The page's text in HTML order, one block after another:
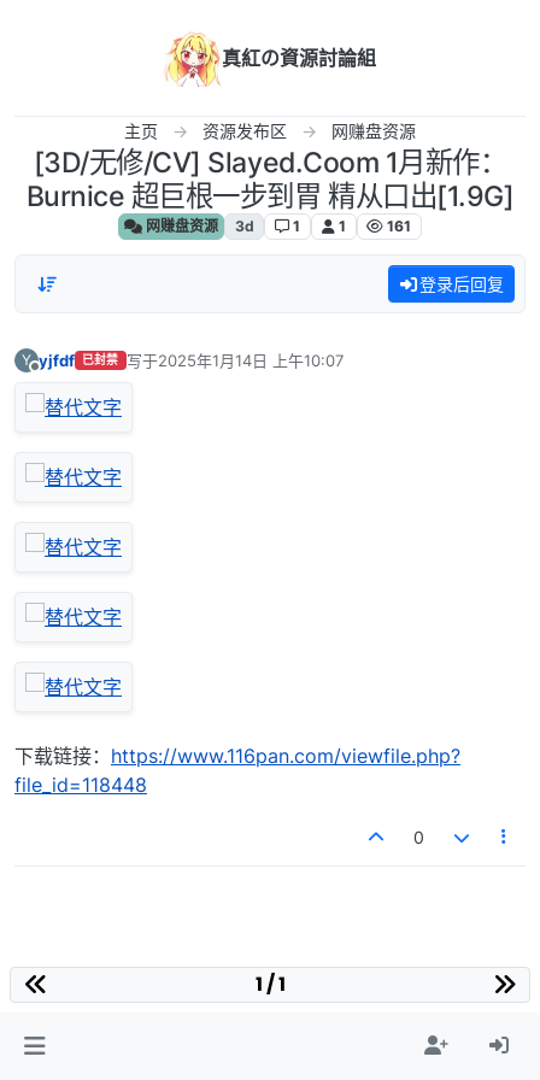
真紅の資源討論組
主页 资源发布区 网赚盘资源
[3D/无修/CV] Slayed.Coom 1月新作：
Burnice 超巨根一步到胃 精从口出[1.9G]
网赚盘资源 3d 1 1 161
登录后回复
Y yjfdf 已封禁 写于2025年1月14日 上午10:07
最后由 编辑
下载链接： https://www.116pan.com/viewfile.php?
file_id=118448
0
1 / 1